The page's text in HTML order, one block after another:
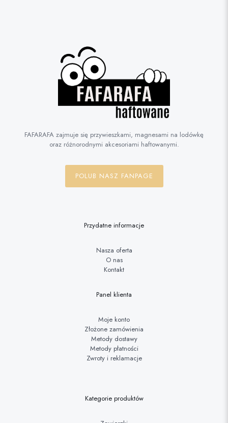
FAFARAFA zajmuje się przywieszkami, magnesami na lodówkę
oraz różnorodnymi akcesoriami haftowanymi.
POLUB NASZ FANPAGE
Przydatne informacje
Nasza oferta
O nas
Kontakt
Panel klienta
Moje konto
Złożone zamówienia
Metody dostawy
Metody płatności
Zwroty i reklamacje
Kategorie produktów